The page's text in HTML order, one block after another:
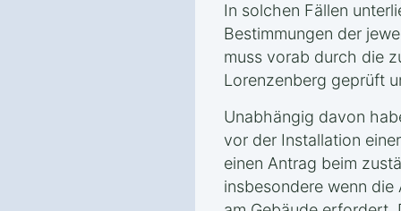
In solchen Fällen
Bestimmungen der
muss vorab durch die
Lorenzenberg geprüft
Unabhängig davon
vor der Installation
einen Antrag beim
insbesondere wenn die